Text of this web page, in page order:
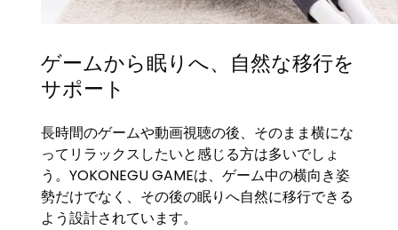
ゲームから眠りへ、自然な移行を
サポート
長時間のゲームや動画視聴の後、そのまま横にな
ってリラックスしたいと感じる方は多いでしょ
う。YOKONEGU GAMEは、ゲーム中の横向き姿
勢だけでなく、その後の眠りへ自然に移行できる
よう設計されています。